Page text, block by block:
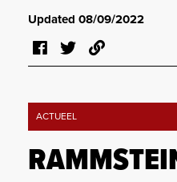
Updated 08/09/2022
ACTUEEL